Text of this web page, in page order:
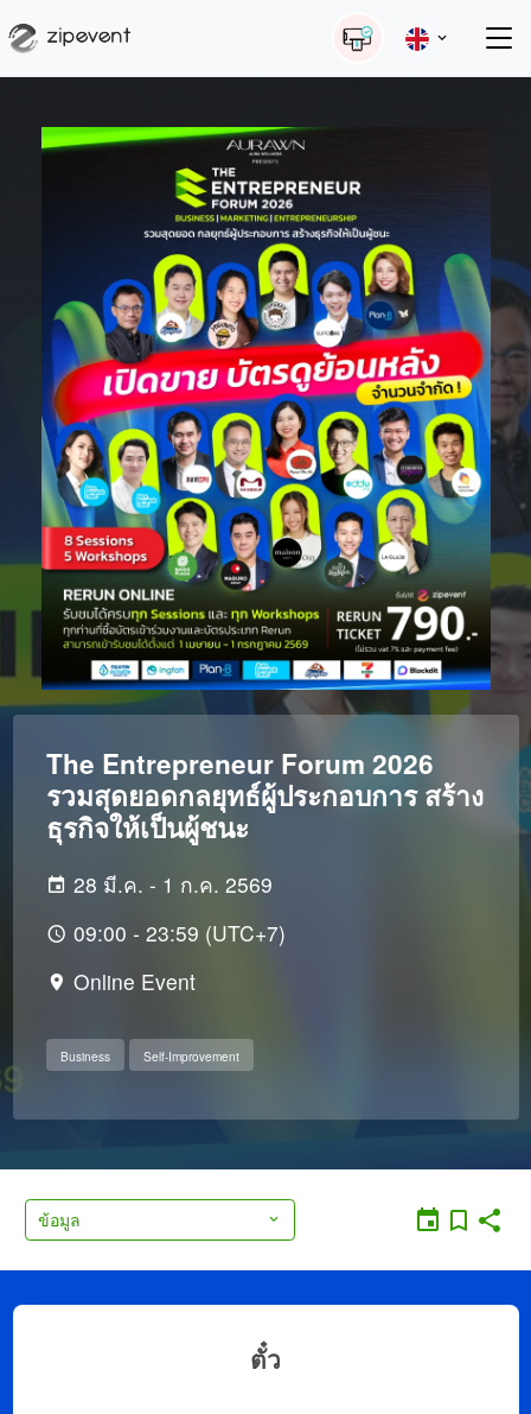
The Entrepreneur Forum 2026
รวมสุดยอดกลยุทธ์ผู้ประกอบการ สร้าง
ธุรกิจให้เป็นผู้ชนะ
28 มี.ค. - 1 ก.ค. 2569
09:00 - 23:59 (UTC+7)
Online Event
Business Self-Improvement
ข้อมูล
ตั๋ว